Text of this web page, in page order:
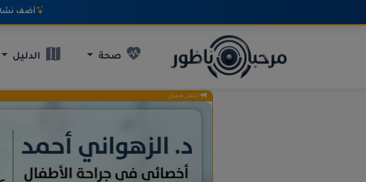
أضف
صحة الدليل
إعلان ممول